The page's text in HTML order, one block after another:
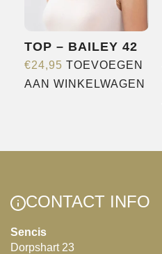
TOP – BAILEY 42
€24,95 TOEVOEGEN
AAN WINKELWAGEN
CONTACT INFO
Sencis
Dorpshart 23